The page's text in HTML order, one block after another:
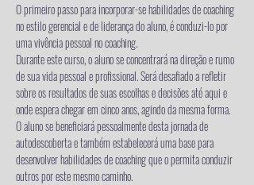
O primeiro passo para incorporar-se habilidades de coaching
no estilo gerencial e de liderança do aluno, é conduzi-lo por
uma vivência pessoal no coaching.
Durante este curso, o aluno se concentrará na direção e rumo
de sua vida pessoal e profissional. Será desafiado a refletir
sobre os resultados de suas escolhas e decisões até aqui e
onde espera chegar em cinco anos, agindo da mesma forma.
O aluno se beneficiará pessoalmente desta jornada de
autodescoberta e também estabelecerá uma base para
desenvolver habilidades de coaching que o permita conduzir
outros por este mesmo caminho.